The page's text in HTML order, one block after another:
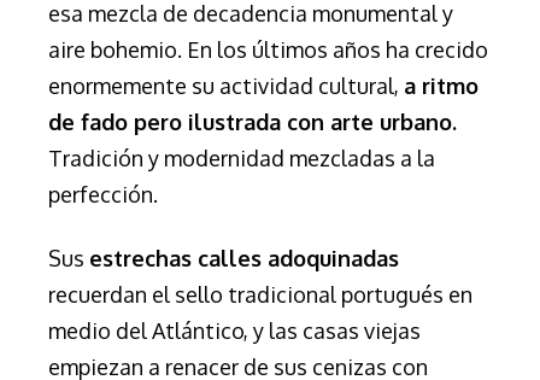
esa mezcla de decadencia monumental y
aire bohemio. En los últimos años ha crecido
enormemente su actividad cultural, a ritmo
de fado pero ilustrada con arte urbano.
Tradición y modernidad mezcladas a la
perfección.
Sus estrechas calles adoquinadas
recuerdan el sello tradicional portugués en
medio del Atlántico, y las casas viejas
empiezan a renacer de sus cenizas con